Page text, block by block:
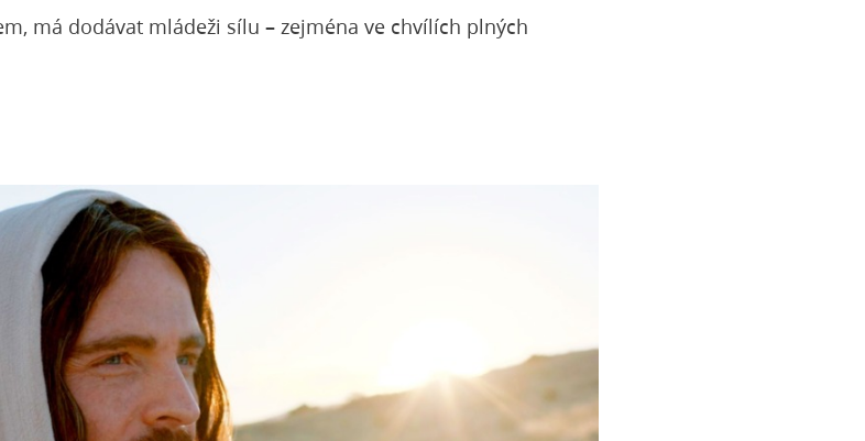
má dodávat mládeži sílu – zejména ve chvílích plných